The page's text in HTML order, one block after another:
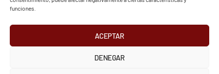
funciones.
ACEPTAR
DENEGAR